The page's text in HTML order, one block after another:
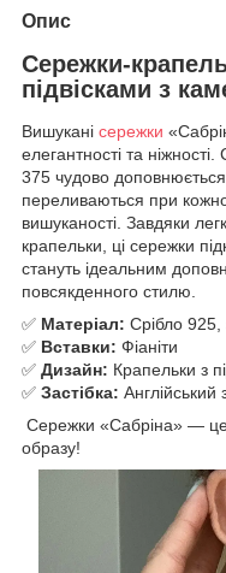
Опис
Сережки-
підвісками з
Вишукані сережки
елегантності та
375 чудово
переливаються при
вишуканості. Завдяки
крапельки, ці сережки
стануть ідеальним
повсякденного стилю.
✅ Матеріал: Срібло
✅ Вставки: Фіаніти
✅ Дизайн: Крапельки з
✅ Застібка: Англійський
Сережки «Сабріна» —
образу!